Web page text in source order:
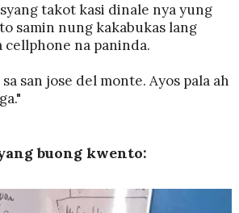
takot kasi dinale nya yung
samin nung kakabukas lang
cellphone na paninda.
san jose del monte. Ayos pala ah
buong kwento: